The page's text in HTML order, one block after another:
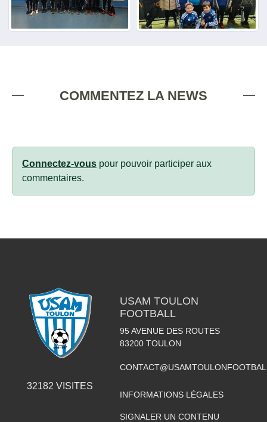
COMMENTEZ LA NEWS
Connectez-vous pour pouvoir participer aux
commentaires.
32182 VISITES
USAM TOULON
FOOTBALL
95 AVENUE DES ROUTES
83200 TOULON
INFORMATIONS LÉGALES
SIGNALER UN CONTENU